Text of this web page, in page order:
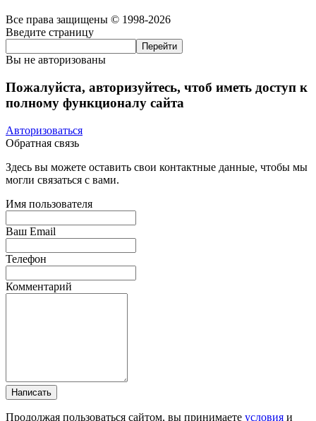
Все права защищены © 1998-2026
Введите страницу
Вы не авторизованы
Пожалуйста, авторизуйтесь, чтоб иметь доступ к
полному функционалу сайта
Авторизоваться
Обратная связь
Здесь вы можете оставить свои контактные данные, чтобы мы
могли связаться с вами.
Имя пользователя
Ваш Email
Телефон
Комментарий
Написать
Продолжая пользоваться сайтом, вы принимаете условия и